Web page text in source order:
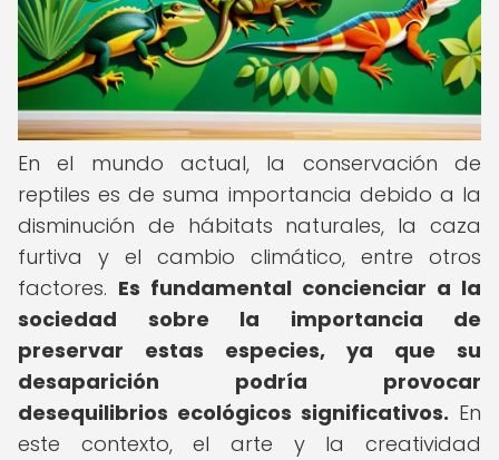
En el mundo actual, la conservación de
reptiles es de suma importancia debido a la
disminución de hábitats naturales, la caza
furtiva y el cambio climático, entre otros
factores. Es fundamental concienciar a la
sociedad sobre la importancia de
preservar estas especies, ya que su
desaparición podría provocar
desequilibrios ecológicos significativos. En
este contexto, el arte y la creatividad